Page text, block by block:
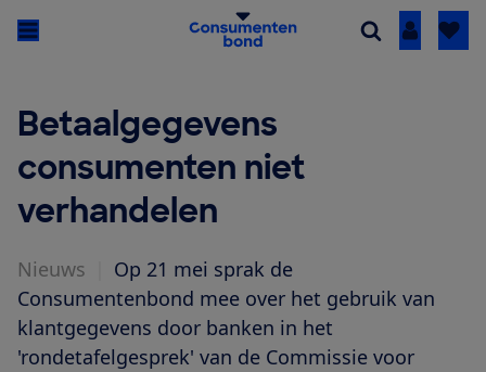
Inloggen
Betaalgegevens
consumenten niet
verhandelen
Nieuws
Op 21 mei sprak de
Consumentenbond mee over het gebruik van
klantgegevens door banken in het
'rondetafelgesprek' van de Commissie voor